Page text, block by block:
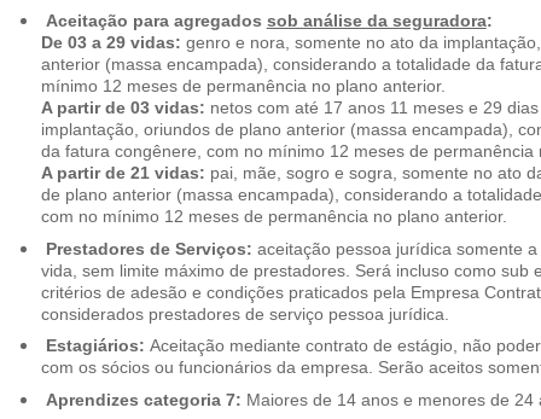
Aceitação para agregados sob análise da seguradora:
De 03 a 29 vidas: genro e nora, somente no ato da
anterior (massa encampada), considerando a totalidade da
mínimo 12 meses de permanência no plano anterior.
A partir de 03 vidas: netos com até 17 anos 11 meses e 29
implantação, oriundos de plano anterior (massa encampada),
da fatura congênere, com no mínimo 12 meses de permanência
A partir de 21 vidas: pai, mãe, sogro e sogra, somente no ato
de plano anterior (massa encampada), considerando a
com no mínimo 12 meses de permanência no plano anterior.
Prestadores de Serviços: aceitação pessoa jurídica somente a
vida, sem limite máximo de prestadores. Será incluso como sub
critérios de adesão e condições praticados pela Empresa
considerados prestadores de serviço pessoa jurídica.
Estagiários: Aceitação mediante contrato de estágio, não
com os sócios ou funcionários da empresa. Serão aceitos
Aprendizes categoria 7: Maiores de 14 anos e menores de 24